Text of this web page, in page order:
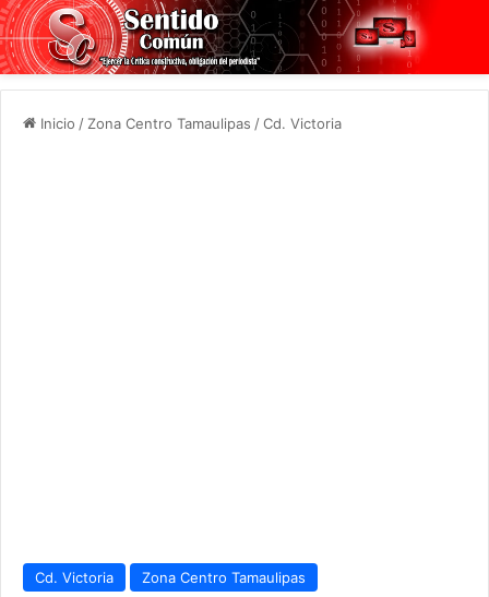
Inicio / Zona Centro Tamaulipas /Cd. Victoria
Cd. Victoria Zona Centro Tamaulipas